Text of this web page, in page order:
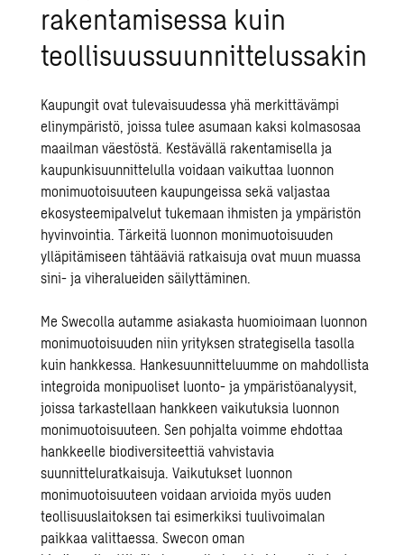
rakentamisessa kuin
teollisuussuunnittelussakin
Kaupungit ovat tulevaisuudessa yhä merkittävämpi
elinympäristö, joissa tulee asumaan kaksi kolmasosaa
maailman väestöstä. Kestävällä rakentamisella ja
kaupunkisuunnittelulla voidaan vaikuttaa luonnon
monimuotoisuuteen kaupungeissa sekä valjastaa
ekosysteemipalvelut tukemaan ihmisten ja ympäristön
hyvinvointia. Tärkeitä luonnon monimuotoisuuden
ylläpitämiseen tähtääviä ratkaisuja ovat muun muassa
sini- ja viheralueiden säilyttäminen.
Me Swecolla autamme asiakasta huomioimaan luonnon
monimuotoisuuden niin yrityksenstrategisella tasolla
kuin hankkessa. Hankesuunnitteluumme on mahdollista
integroida monipuoliset luonto- ja ympäristöanalyysit,
joissa tarkastellaan hankkeen vaikutuksia luonnon
monimuotoisuuteen. Sen pohjalta voimme ehdottaa
hankkeelle biodiversiteettiä vahvistavia
suunnitteluratkaisuja. Vaikutukset luonnon
monimuotoisuuteen voidaan arvioida myös uuden
teollisuuslaitoksen tai esimerkiksituulivoimalan
paikkaa valittaessa. Swecon oman